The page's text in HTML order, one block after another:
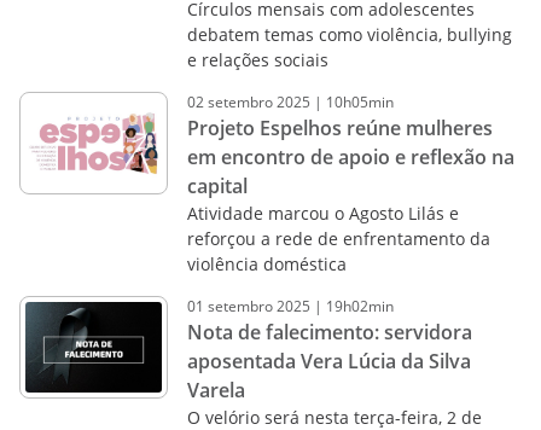
Círculos mensais com adolescentes
debatem temas como violência, bullying
e relações sociais
02setembro2025 | 10h05min
Projeto Espelhos reúne mulheres
em encontro de apoio e reflexão na
capital
Atividade marcou o Agosto Lilás e
reforçou a rede de enfrentamento da
violência doméstica
01 setembro2025 | 19h02min
Nota de falecimento: servidora
aposentada Vera Lúcia da Silva
Varela
O velório será nesta terça-feira, 2 de